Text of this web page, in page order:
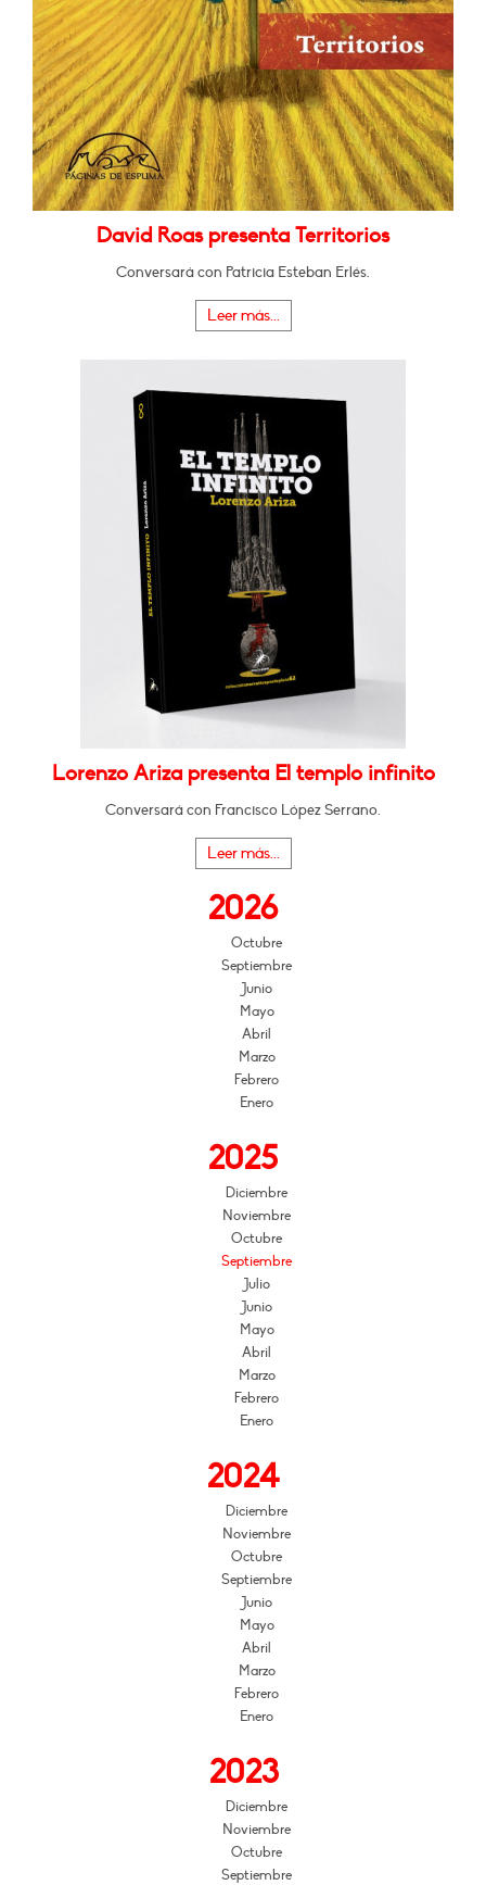
David Roas presenta Territorios
Conversará con Patricia Esteban Erlés.
Leer más...
Lorenzo Ariza presenta El templo infinito
Conversará con Francisco López Serrano.
Leer más...
2026
Octubre
Septiembre
Junio
Mayo
Abril
Marzo
Febrero
Enero
2025
Diciembre
Noviembre
Octubre
Septiembre
Julio
Junio
Mayo
Abril
Marzo
Febrero
Enero
2024
Diciembre
Noviembre
Octubre
Septiembre
Junio
Mayo
Abril
Marzo
Febrero
Enero
2023
Diciembre
Noviembre
Octubre
Septiembre